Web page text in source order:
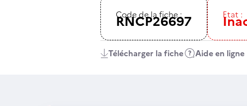
Code de la fiche :
RNCP26697 Etat :
Télécharger la fiche Aide en ligne